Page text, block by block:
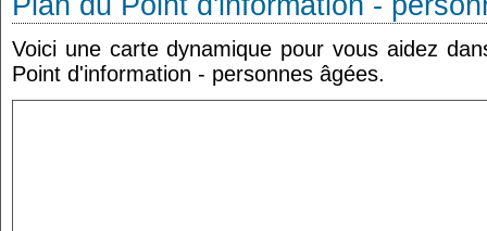
Voici une carte dynamique pour vous aidez
Point d'information - personnes âgées.